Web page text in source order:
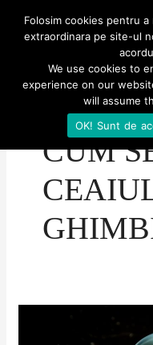
Aventuri culinare
CUM
Folosim cookies pentru
extraordinara pe site-ul
We use cookies to
experience on our
will assume
OK! Sunt de